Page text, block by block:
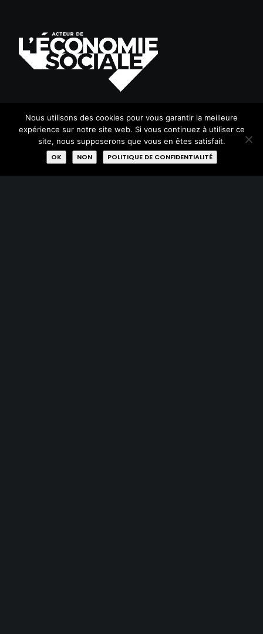
PLAN DU SITE
Acheter
Nous utilisons des cookies pour vous garantir la meilleure
expérience sur notre site web. Si vous continuez à utiliser ce
site, nous supposerons que vous en êtes satisfait.
OK
NON POLITIQUE DE CONFIDENTIALITÉ